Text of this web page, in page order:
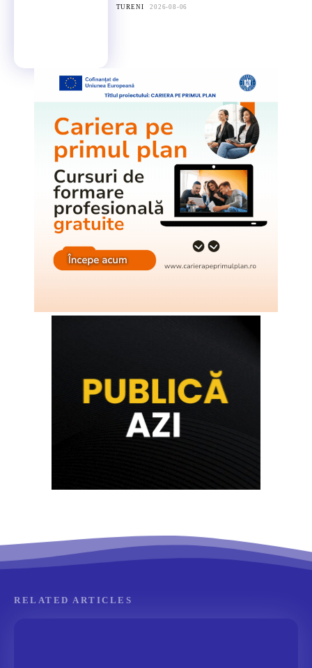
TURENI 2026-08-06
RELATED ARTICLES